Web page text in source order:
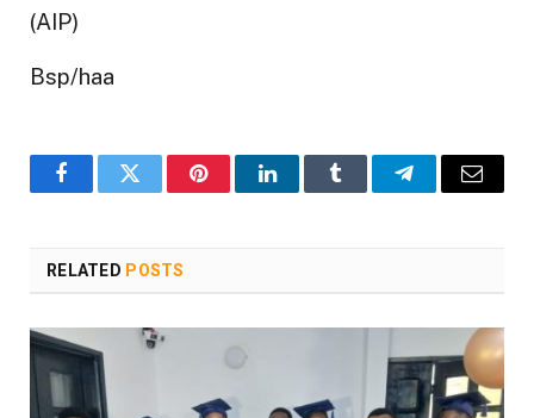
(AIP)
Bsp/haa
FacebookTwitter PinterestLinkedInTumblr TelegramEmail
RELATED POSTS